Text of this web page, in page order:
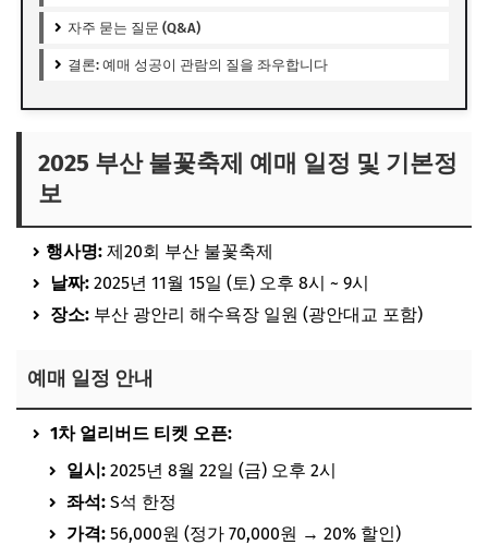
자주 묻는 질문 (Q&A)
결론: 예매 성공이 관람의 질을 좌우합니다
2025 부산 불꽃축제 예매 일정 및 기본정
보
행사명: 제20회 부산 불꽃축제
날짜: 2025년 11월 15일 (토) 오후 8시 ~ 9시
장소: 부산 광안리 해수욕장 일원 (광안대교 포함)
예매 일정 안내
1차 얼리버드 티켓 오픈:
일시: 2025년 8월 22일 (금) 오후 2시
좌석: S석 한정
가격: 56,000원 (정가 70,000원 → 20% 할인)